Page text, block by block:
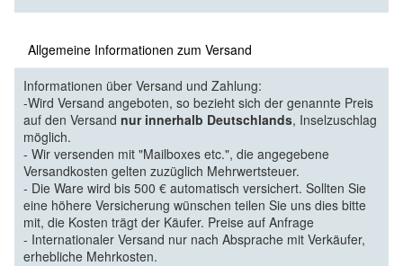
Allgemeine Informationen zum Versand
Informationen über Versand und Zahlung:
-Wird Versand angeboten, so bezieht sich der genannte Preis
auf den Versand nur innerhalb Deutschlands, Inselzuschlag
möglich.
- Wir versenden mit "Mailboxes etc.", die angegebene
Versandkosten gelten zuzüglich Mehrwertsteuer.
- Die Ware wird bis 500 € automatisch versichert. Sollten Sie
eine höhere Versicherung wünschen teilen Sie uns dies bitte
mit, die Kosten trägt der Käufer. Preise auf Anfrage
- Internationaler Versand nur nach Absprache mit Verkäufer,
erhebliche Mehrkosten.